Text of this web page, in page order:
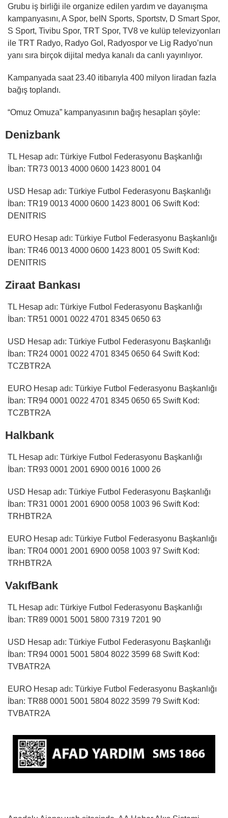
Grubu iş birliği ile organize edilen yardım ve dayanışma
kampanyasını, A Spor, beIN Sports, Sportstv, D Smart Spor,
S Sport, Tivibu Spor, TRT Spor, TV8 ve kulüp televizyonları
ile TRT Radyo, Radyo Gol, Radyospor ve Lig Radyo’nun
yanı sıra birçok dijital medya kanalı da canlı yayınlıyor.
Kampanyada saat 23.40 itibarıyla 400 milyon liradan fazla
bağış toplandı.
“Omuz Omuza” kampanyasının bağış hesapları şöyle:
Denizbank
TL Hesap adı: Türkiye Futbol Federasyonu Başkanlığı
İban: TR73 0013 4000 0600 1423 8001 04
USD Hesap adı: Türkiye Futbol Federasyonu Başkanlığı
İban: TR19 0013 4000 0600 1423 8001 06 Swift Kod:
DENITRIS
EURO Hesap adı: Türkiye Futbol Federasyonu Başkanlığı
İban: TR46 0013 4000 0600 1423 8001 05 Swift Kod:
DENITRIS
Ziraat Bankası
TL Hesap adı: Türkiye Futbol Federasyonu Başkanlığı
İban: TR51 0001 0022 4701 8345 0650 63
USD Hesap adı: Türkiye Futbol Federasyonu Başkanlığı
İban: TR24 0001 0022 4701 8345 0650 64 Swift Kod:
TCZBTR2A
EURO Hesap adı: Türkiye Futbol Federasyonu Başkanlığı
İban: TR94 0001 0022 4701 8345 0650 65 Swift Kod:
TCZBTR2A
Halkbank
TL Hesap adı: Türkiye Futbol Federasyonu Başkanlığı
İban: TR93 0001 2001 6900 0016 1000 26
USD Hesap adı: Türkiye Futbol Federasyonu Başkanlığı
İban: TR31 0001 2001 6900 0058 1003 96 Swift Kod:
TRHBTR2A
EURO Hesap adı: Türkiye Futbol Federasyonu Başkanlığı
İban: TR04 0001 2001 6900 0058 1003 97 Swift Kod:
TRHBTR2A
VakıfBank
TL Hesap adı: Türkiye Futbol Federasyonu Başkanlığı
İban: TR89 0001 5001 5800 7319 7201 90
USD Hesap adı: Türkiye Futbol Federasyonu Başkanlığı
İban: TR94 0001 5001 5804 8022 3599 68 Swift Kod:
TVBATR2A
EURO Hesap adı: Türkiye Futbol Federasyonu Başkanlığı
İban: TR88 0001 5001 5804 8022 3599 79 Swift Kod:
TVBATR2A